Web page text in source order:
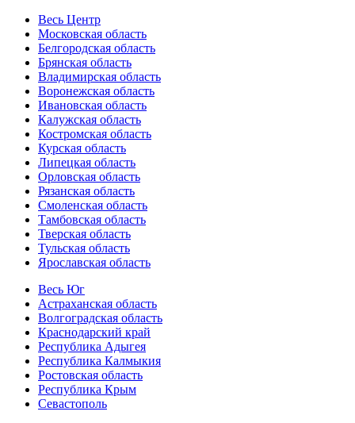
Весь Центр
Московская область
Белгородская область
Брянская область
Владимирская область
Воронежская область
Ивановская область
Калужская область
Костромская область
Курская область
Липецкая область
Орловская область
Рязанская область
Смоленская область
Тамбовская область
Тверская область
Тульская область
Ярославская область
Весь Юг
Астраханская область
Волгоградская область
Краснодарский край
Республика Адыгея
Республика Калмыкия
Ростовская область
Республика Крым
Севастополь